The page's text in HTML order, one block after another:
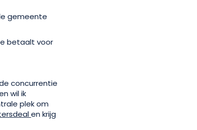
gemeente
betaalt voor
concurrentie
wil ik
plek om
en krijg